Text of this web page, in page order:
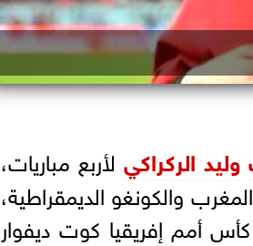
وليد الركراكي لأربع مباريات،
والكونغو الديمقراطية،
أمم إفريقيا كوت ديفوار